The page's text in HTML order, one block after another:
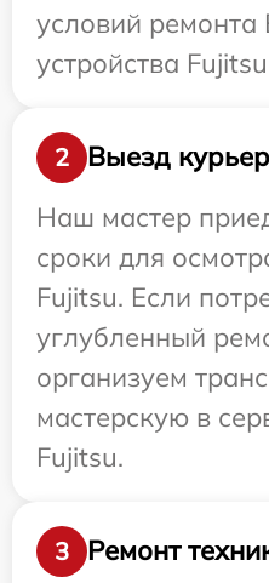
условий ремонта
устройства
2
Выезд
Наш мастер
сроки для
Fujitsu. Если
углубленный
организуем
мастерскую в
Fujitsu.
3
Ремонт